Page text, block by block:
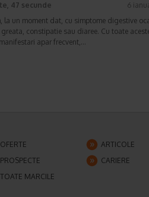
47 secunde
6
la un moment dat, cu simptome digestive
constipatie sau diaree. Cu toate
apar frecvent,…
OFERTE
ARTICOLE
PROSPECTE
CARIERE
TOATE MARCILE